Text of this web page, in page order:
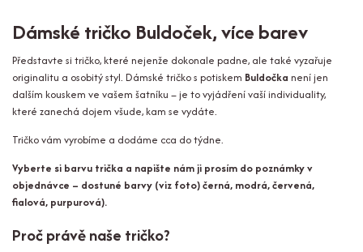
Dámské tričko Buldoček, více barev
Představte si tričko, které nejenže dokonale padne, ale také vyzařuje
originalitu a osobitý styl. Dámské tričko s potiskem Buldočka není jen
dalším kouskem ve vašem šatníku – je to vyjádření vaší individuality,
které zanechá dojem všude, kam se vydáte.
Tričko vám vyrobíme a dodáme cca do týdne.
Vyberte si barvu trička a napište nám ji prosím do poznámky v
objednávce – dostuné barvy (viz foto) černá, modrá, červená,
fialová, purpurová).
Proč právě naše tričko?